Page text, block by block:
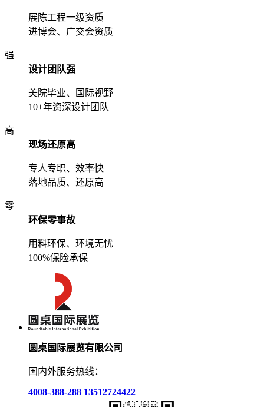
展陈工程一级资质
进博会、广交会资质
强
设计团队强
美院毕业、国际视野
10+年资深设计团队
高
现场还原高
专人专职、效率快
落地品质、还原高
零
环保零事故
用料环保、环境无忧
100%保险承保
圆桌国际展览有限公司
国内外服务热线：
4008-388-288 13512724422